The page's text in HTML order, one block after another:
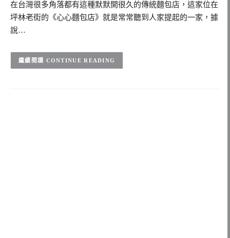
在台灣很多角落都有這種默默開很久的傳統麵包店，這家位在
坪林老街的《心心麵包店》就是常常聽到人家提起的一家，據
說…
CONTINUE READING